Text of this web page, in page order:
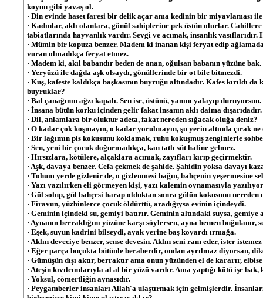
koyun gibi yavaş ol.
· Din evinde haset faresi bir delik açar ama kedinin bir miyavlaması
· Kadınlar, aklı olanlara, gönül sahiplerine pek üstün olurlar.
tabiatlarında hayvanlık vardır. Sevgi ve acımak, insanlık vasıflarıdır.
· Mümin bir kopuza benzer. Madem ki inanan kişi feryat edip
vuran olmadıkça feryat etmez.
· Madem ki, akıl babandır beden de anan, oğulsan babanın yüzüne bak.
· Yeryüzü ile dağda aşk olsaydı, gönüllerinde bir ot bile bitmezdi.
· Kuş, kafeste kaldıkça başkasının buyruğu altındadır. Kafes kırıldı
buyruklar?
· Bal çanağının ağzı kapalı. Sen ise, üstünü, yanını yalayıp
· İnsana bütün korku içinden gelir fakat insanın aklı daima dışarıdadır.
· Dil, anlamlara bir oluktur adeta, fakat nereden sığacak oluğa deniz?
· O kadar çok koşmayın, o kadar yorulmayın, şu yerin altında çırak
· Bir lağımın pis kokusunu koklamak, ruhu kokuşmuş zenginlerle
· Sen, yeni bir çocuk doğurmadıkça, kan tatlı süt haline gelmez.
· Hırsızlara, kötülere, alçaklara acımak, zayıfları kırıp geçirmektir.
· Aşk, davaya benzer. Cefa çekmek de şahide. Şahidin yoksa davayı
· Tohum yerde gizlenir de, o gizlenmesi bağın, bahçenin yeşermesine
· Yazı yazılırken eli görmeyen kişi, yazı kalemin oynamasıyla
· Gül solup, gül bahçesi harap olduktan sonra gülün kokusunu
· Firavun, yüzbinlerce çocuk öldürttü, aradığıysa evinin içindeydi.
· Geminin içindeki su, gemiyi batırır. Geminin altındaki suysa, gemiye
· Aynanın berraklığını yüzüne karşı söylersen, ayna hemen buğulanır,
· Eşek, suyun kadrini bilseydi, ayak yerine baş koyardı ırmağa.
· Aklın deveciye benzer, sense devesin. Aklın seni ram eder, ister
· Eğer parça buçukta bütünle beraberdir, ondan ayrılmaz diyorsan,
· Gümüşün dışı aktır, berraktır ama onun yüzünden el de kararır,
· Ateşin kıvılcımlarıyla al al bir yüzü vardır. Ama yaptığı kötü işe bak,
· Yoksul, cömertliğin aynasıdır.
· Peygamberler insanları Allah'a ulaştırmak için gelmişlerdir.